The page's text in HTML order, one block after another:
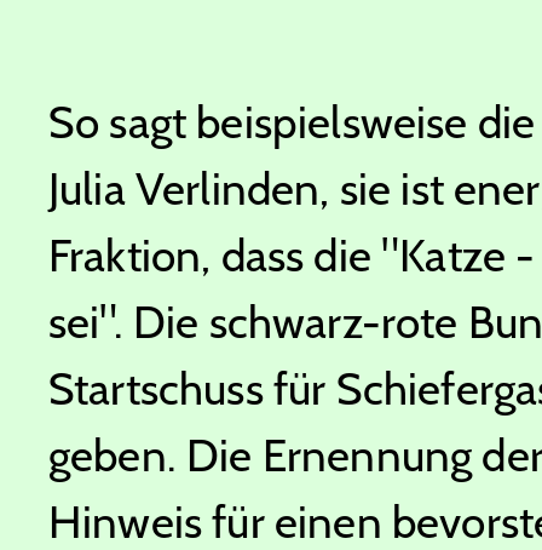
So sagt beispielsweise
Julia Verlinden, sie ist
Fraktion, dass die "Katze
sei". Die schwarz-rote
Startschuss für
geben. Die Ernennung
Hinweis für einen